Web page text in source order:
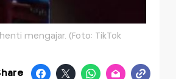
mengajar. (Foto: TikTok